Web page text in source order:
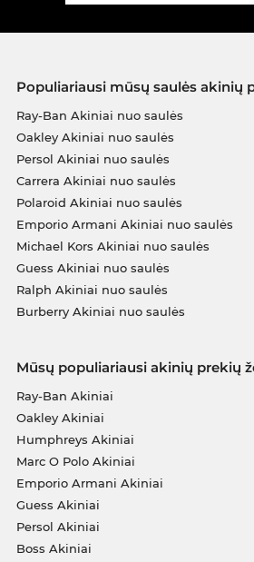
Populiariausi mūsų saulės akinių
Ray-Ban Akiniai nuo saulės
Oakley Akiniai nuo saulės
Persol Akiniai nuo saulės
Carrera Akiniai nuo saulės
Polaroid Akiniai nuo saulės
Emporio Armani Akiniai nuo saulės
Michael Kors Akiniai nuo saulės
Guess Akiniai nuo saulės
Ralph Akiniai nuo saulės
Burberry Akiniai nuo saulės
Mūsų populiariausi akinių prekių
Ray-Ban Akiniai
Oakley Akiniai
Humphreys Akiniai
Marc O Polo Akiniai
Emporio Armani Akiniai
Guess Akiniai
Persol Akiniai
Boss Akiniai